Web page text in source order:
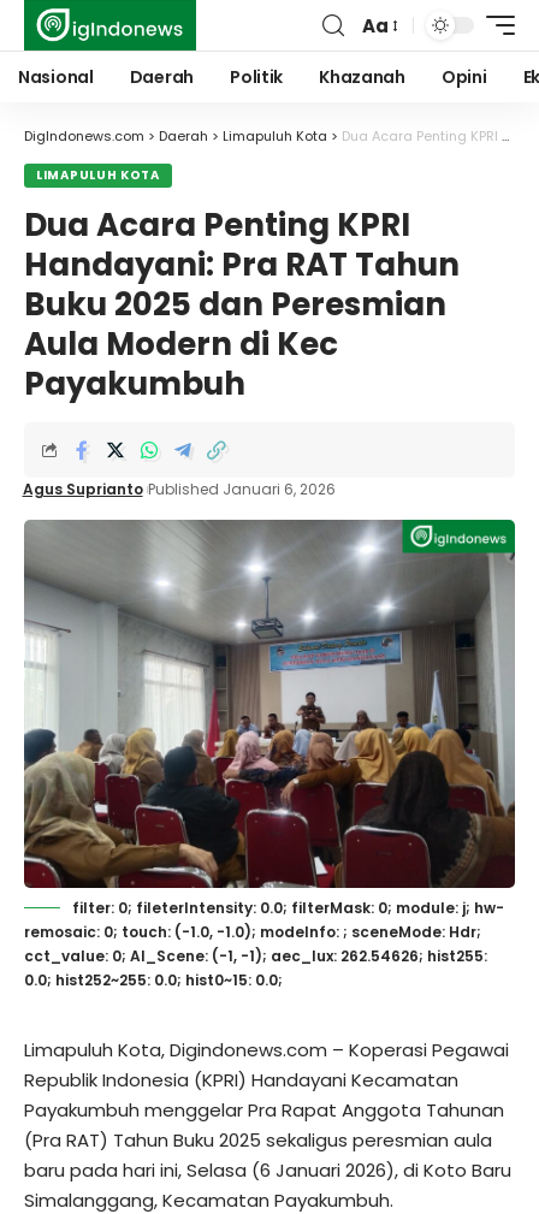
Font
Resizer
Aa
Nasional Daerah Politik Khazanah Opini
DigIndonews.com > Daerah > Limapuluh Kota > Dua Acara Penting KPRI Handayani: Pra RAT Tahun Buku 2025 dan Peresmian Aula Modern di Kec Payakumbuh
LIMAPULUH KOTA
Dua Acara Penting KPRI
Handayani: Pra RAT Tahun
Buku 2025 dan Peresmian
Aula Modern di Kec
Payakumbuh
Agus Suprianto Published Januari 6, 2026
filter: 0; fileterIntensity: 0.0; filterMask: 0; module: j; hw-
remosaic: 0; touch: (-1.0, -1.0); modeInfo: ; sceneMode: Hdr;
cct_value: 0; AI_Scene: (-1, -1); aec_lux: 262.54626; hist255:
0.0; hist252~255: 0.0; hist0~15: 0.0;
Limapuluh Kota, Digindonews.com – Koperasi Pegawai
Republik Indonesia (KPRI) Handayani Kecamatan
Payakumbuh menggelar Pra Rapat Anggota Tahunan
(Pra RAT) Tahun Buku 2025 sekaligus peresmian aula
baru pada hari ini, Selasa (6 Januari 2026), di Koto Baru
Simalanggang, Kecamatan Payakumbuh.